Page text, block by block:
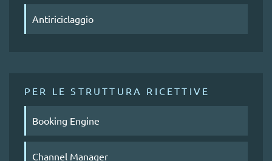
Antiriciclaggio
PER LE STRUTTURA RICETTIVE
Booking Engine
Channel Manager